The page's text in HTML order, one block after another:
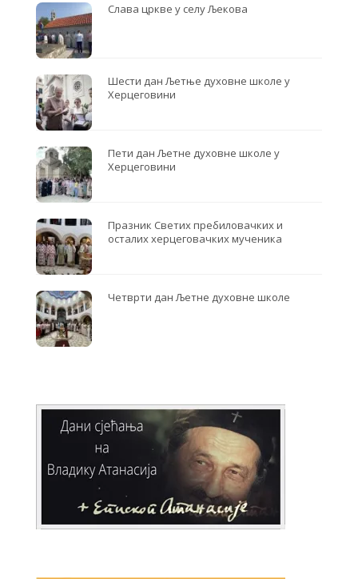
Слава цркве у селу Љекова
Шести дан Љетње духовне школе у
Херцеговини
Пети дан Љетне духовне школе у
Херцеговини
Празник Светих пребиловачких и
осталих херцеговачких мученика
Четврти дан Љетне духовне школе